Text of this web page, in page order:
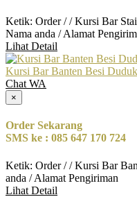
Ketik: Order / / Kursi Bar
Nama anda / Alamat
Lihat Detail
Kursi Bar Banten Besi
Chat WA
×
Order Sekarang
SMS ke : 085 647 170 724
Ketik: Order / / Kursi Bar
anda / Alamat Pengiriman
Lihat Detail